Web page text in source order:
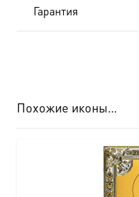
Гарантия
Похожие иконы…